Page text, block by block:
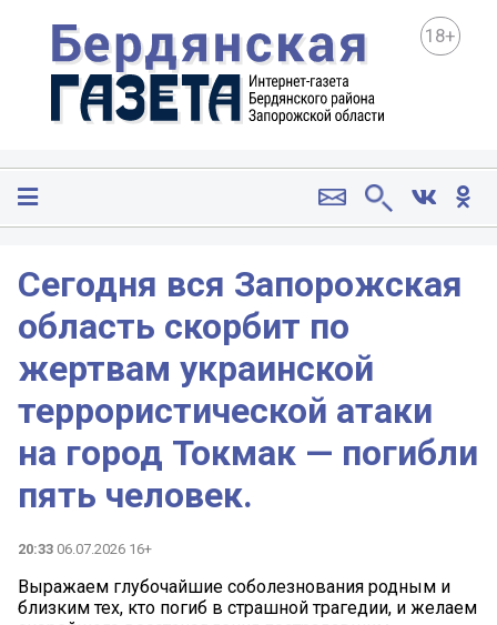
18+
Сегодня вся Запорожская
область скорбит по
жертвам украинской
террористической атаки
на город Токмак — погибли
пять человек.
20:33 06.07.2026 16+
Выражаем глубочайшие соболезнования родным и
близким тех, кто погиб в страшной трагедии, и желаем